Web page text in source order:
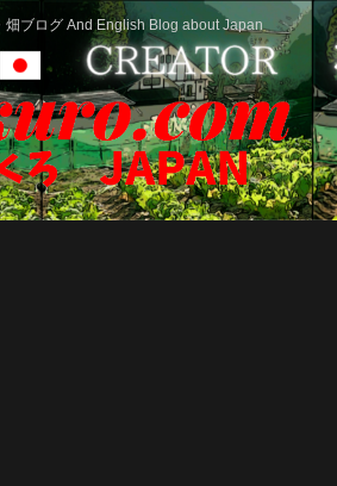
畑ブログ And English Blog about Japan